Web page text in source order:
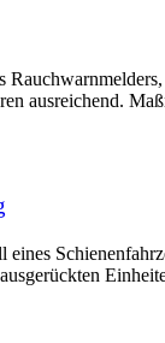
ausreichend.